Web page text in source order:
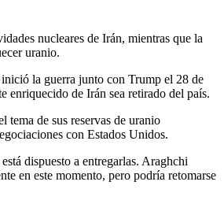
nucleares de Irán, mientras que la
uranio.
la guerra junto con Trump el 28 de
enriquecido de Irán sea retirado del país.
de sus reservas de uranio
con Estados Unidos.
dispuesto a entregarlas. Araghchi
en este momento, pero podría retomarse